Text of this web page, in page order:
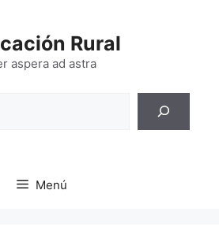
Rural
aspera ad astra
Menú